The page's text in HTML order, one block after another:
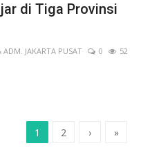
di Tiga Provinsi
ADM. JAKARTA PUSAT 0
52
1 2 › »